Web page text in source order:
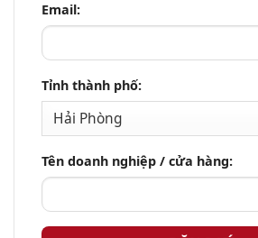
Email:
Tỉnh thành phố:
Tên doanh nghiệp / cửa hàng: